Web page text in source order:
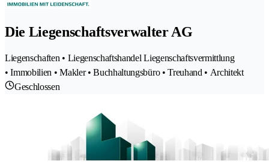
Die Liegenschaftsverwalter AG
Liegenschaften • Liegenschaftshandel Liegenschaftsvermittlung
• Immobilien • Makler • Buchhaltungsbüro • Treuhand • Architekt
Geschlossen